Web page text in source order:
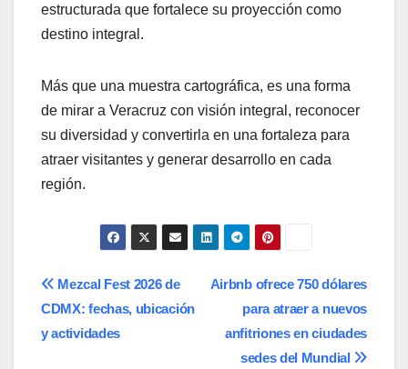
estructurada que fortalece su proyección como
destino integral.
Más que una muestra cartográfica, es una forma
de mirar a Veracruz con visión integral, reconocer
su diversidad y convertirla en una fortaleza para
atraer visitantes y generar desarrollo en cada
región.
Navegación
de
Airbnb ofrece 750 dólares
para atraer a nuevos
anfitriones en ciudades
sedes del Mundial
Mezcal Fest 2026 de
CDMX: fechas, ubicación
y actividades